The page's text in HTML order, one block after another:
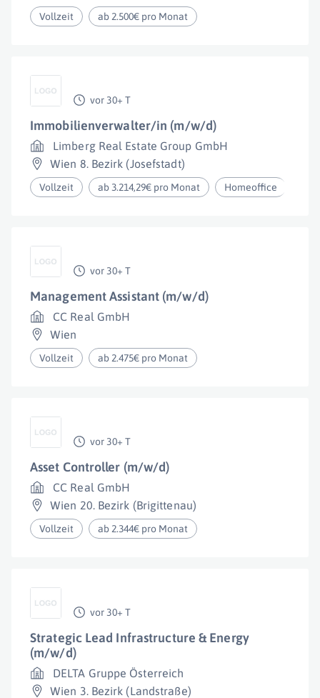
Vollzeit ab 2.500€ pro Monat
vor 30+ T
Immobilienverwalter/in (m/w/d)
Limberg Real Estate Group GmbH
Wien 8. Bezirk (Josefstadt)
Vollzeit ab 3.214,29€ pro Monat Homeoffice
vor 30+ T
Management Assistant (m/w/d)
CC Real GmbH
Wien
Vollzeit ab 2.475€ pro Monat
vor 30+ T
Asset Controller (m/w/d)
CC Real GmbH
Wien 20. Bezirk (Brigittenau)
Vollzeit ab 2.344€ pro Monat
vor 30+ T
Strategic Lead Infrastructure & Energy
(m/w/d)
DELTA Gruppe Österreich
Wien 3. Bezirk (Landstraße)